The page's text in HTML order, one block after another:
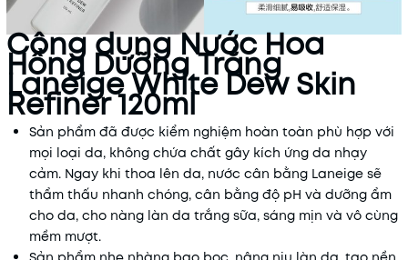
Công dụng Nước Hoa
Hồng Dưỡng Trắng
Laneige White Dew Skin
Refiner 120ml
Sản phẩm đã được kiểm nghiệm hoàn toàn phù hợp với
mọi loại da, không chứa chất gây kích ứng da nhạy
cảm. Ngay khi thoa lên da, nước cân bằng Laneige sẽ
thẩm thấu nhanh chóng, cân bằng độ pH và dưỡng ẩm
cho da, cho nàng làn da trắng sữa, sáng mịn và vô cùng
mềm mượt.